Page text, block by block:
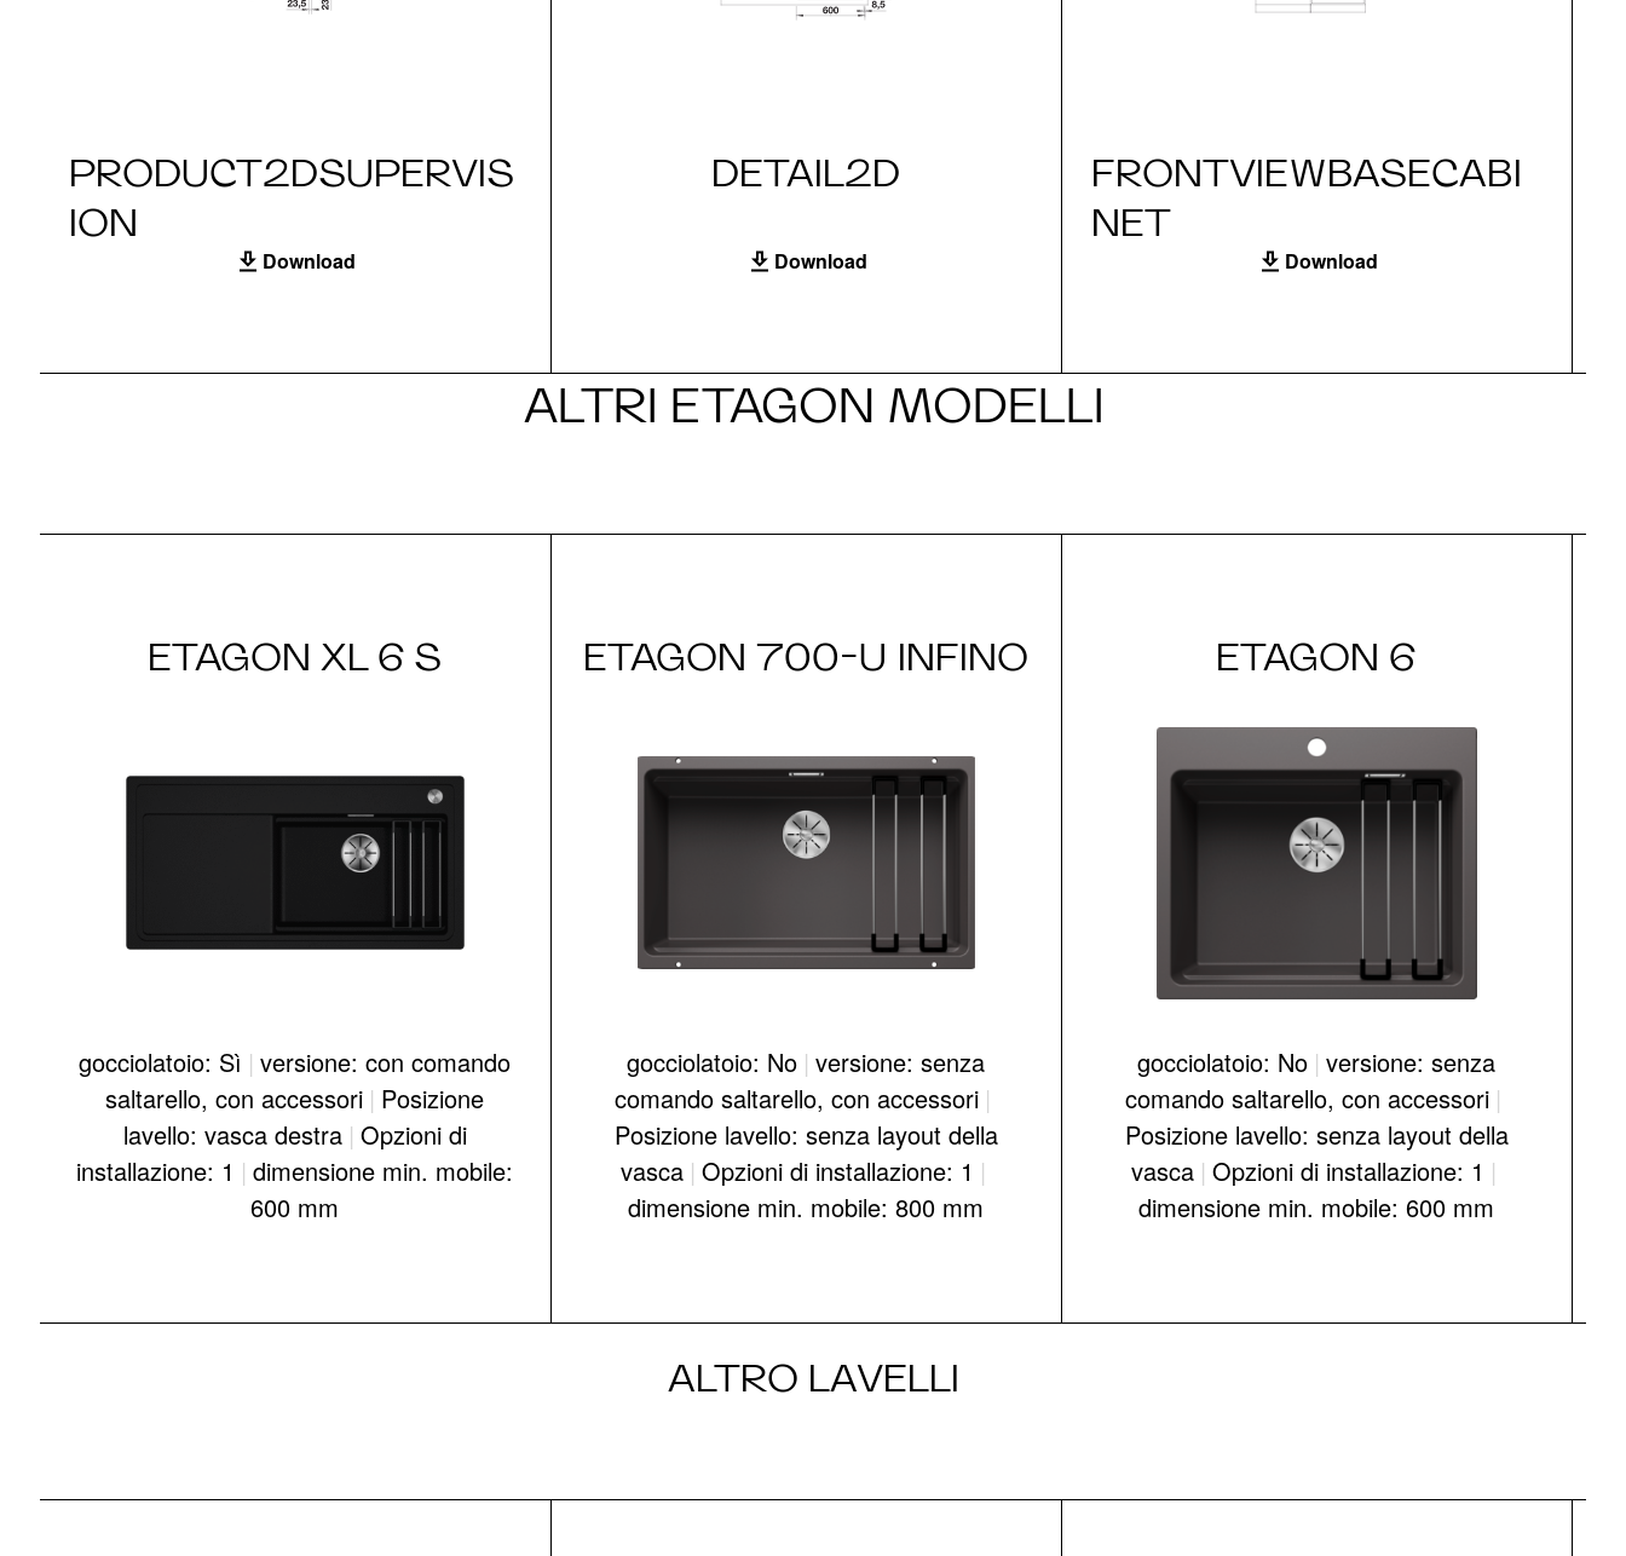
PRODUCT2DSUPERVIS
ION
Download
DETAIL2D
Download
FRONTVIEWBASECABI
NET
Download
ALTRI ETAGON MODELLI
ETAGON XL 6 S
gocciolatoio: Sì | versione: con comando
saltarello, con accessori | Posizione
lavello: vasca destra | Opzioni di
installazione: 1 | dimensione min. mobile:
600 mm
ETAGON 700-U INFINO
gocciolatoio: No | versione: senza
comando saltarello, con accessori |
Posizione lavello: senza layout della
vasca | Opzioni di installazione: 1 |
dimensione min. mobile: 800 mm
ETAGON 6
gocciolatoio: No | versione: senza
comando saltarello, con accessori |
Posizione lavello: senza layout della
vasca | Opzioni di installazione: 1 |
dimensione min. mobile: 600 mm
ALTRO LAVELLI